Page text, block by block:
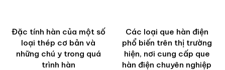
Đặc tính hàn của một số
loại thép cơ bản và
những chú y trong quá
trình hàn
Các loại que hàn điện
phổ biến trên thị trường
hiện, nơi cung cấp que
hàn điện chuyên nghiệp